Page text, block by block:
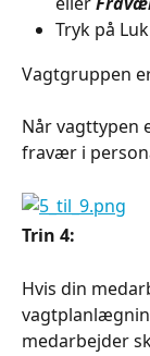
Tryk på
Vagtgruppen
Når vagttypen
fravær i
Trin 4:
Hvis din
medarbejder